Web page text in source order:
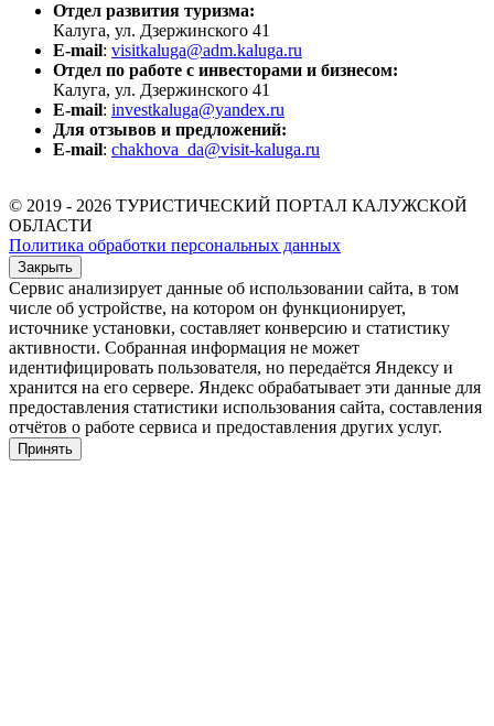
Отдел развития туризма:
Калуга, ул. Дзержинского 41
E-mail: visitkaluga@adm.kaluga.ru
Отдел по работе с инвесторами и бизнесом:
Калуга, ул. Дзержинского 41
E-mail: investkaluga@yandex.ru
Для отзывов и предложений:
E-mail: chakhova_da@visit-kaluga.ru
© 2019 - 2026 ТУРИСТИЧЕСКИЙ ПОРТАЛ КАЛУЖСКОЙ
ОБЛАСТИ
Политика обработки персональных данных
Закрыть
Сервис анализирует данные об использовании сайта, в том
числе об устройстве, на котором он функционирует,
источнике установки, составляет конверсию и статистику
активности. Собранная информация не может
идентифицировать пользователя, но передаётся Яндексу и
хранится на его сервере. Яндекс обрабатывает эти данные для
предоставления статистики использования сайта, составления
отчётов о работе сервиса и предоставления других услуг.
Принять